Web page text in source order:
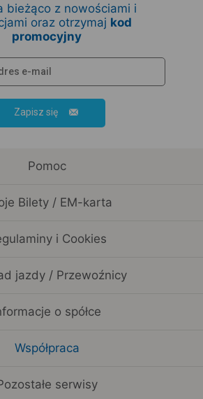
bieżąco z nowościami i
oraz otrzymaj kod
promocyjny
Zapisz się
Pomoc
Bilety / EM-karta
i Cookies
jazdy / Przewoźnicy
o spółce
Współpraca
serwisy